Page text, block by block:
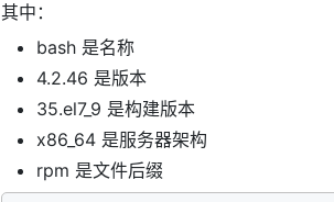
其中：
bash 是名称
4.2.46 是版本
35.el7_9 是构建版本
x86_64 是服务器架构
rpm 是文件后缀